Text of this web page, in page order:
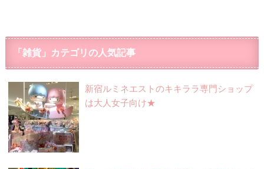
「雑貨」カテゴリの人気記事
新宿ルミネエストのキキララ専門ショップ
は大人女子向け★